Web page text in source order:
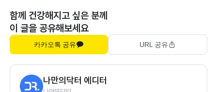
함께 건강해지고 싶은 분께
이 글을 공유해보세요
카카오톡 공유 URL 공유
나만의닥터 에디터